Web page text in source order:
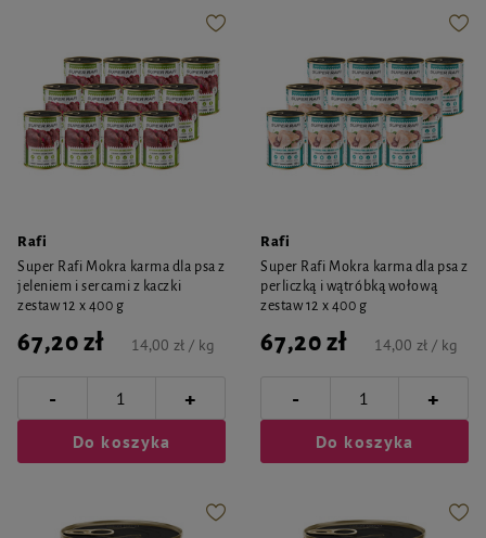
Rafi
Super Rafi Mokra karma dla psa z
jeleniem i sercami z kaczki
zestaw 12 x 400 g
67,20 zł 14,00 zł / kg
- +
Do koszyka
Rafi
Super Rafi Mokra karma dla psa z
perliczką i wątróbką wołową
zestaw 12 x 400 g
67,20 zł 14,00 zł / kg
- +
Do koszyka